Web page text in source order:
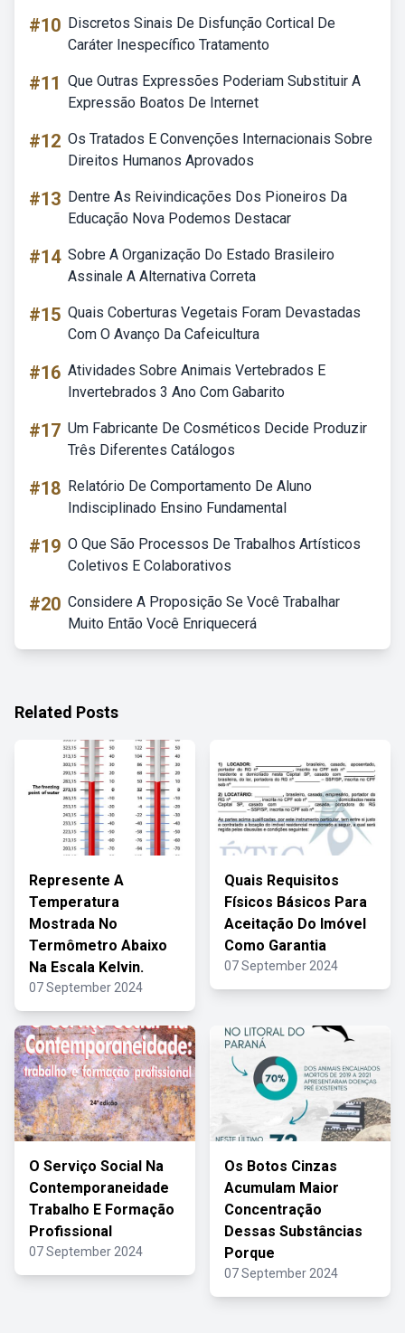
#10 Discretos Sinais De Disfunção Cortical De
Caráter Inespecífico Tratamento
#11 Que Outras Expressões Poderiam Substituir A
Expressão Boatos De Internet
#12 Os Tratados E Convenções Internacionais Sobre
Direitos Humanos Aprovados
#13 Dentre As Reivindicações Dos Pioneiros Da
Educação Nova Podemos Destacar
#14 Sobre A Organização Do Estado Brasileiro
Assinale A Alternativa Correta
#15 Quais Coberturas Vegetais Foram Devastadas
Com O Avanço Da Cafeicultura
#16 Atividades Sobre Animais Vertebrados E
Invertebrados 3 Ano Com Gabarito
#17 Um Fabricante De Cosméticos Decide Produzir
Três Diferentes Catálogos
#18 Relatório De Comportamento De Aluno
Indisciplinado Ensino Fundamental
#19 O Que São Processos De Trabalhos Artísticos
Coletivos E Colaborativos
#20 Considere A Proposição Se Você Trabalhar
Muito Então Você Enriquecerá
Related Posts
Represente A
Temperatura
Mostrada No
Termômetro Abaixo
Na Escala Kelvin.
07 September 2024
Quais Requisitos
Físicos Básicos Para
Aceitação Do Imóvel
Como Garantia
07 September 2024
O Serviço Social Na
Contemporaneidade
Trabalho E Formação
Profissional
07 September 2024
Os Botos Cinzas
Acumulam Maior
Concentração
Dessas Substâncias
Porque
07 September 2024